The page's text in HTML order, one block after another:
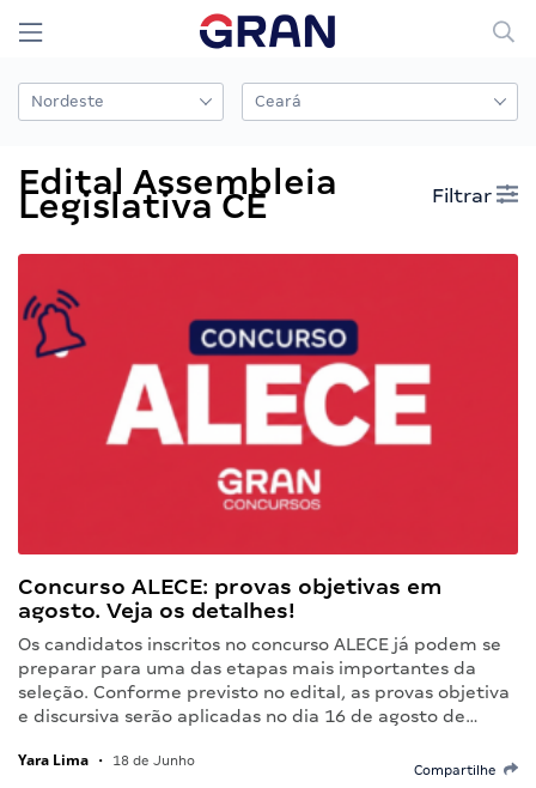
Edital Assembleia
Legislativa CE Filtrar
Concurso ALECE: provas objetivas em
agosto. Veja os detalhes!
Os candidatos inscritos no concurso ALECE já podem se
preparar para uma das etapas mais importantes da
seleção. Conforme previsto no edital, as provas objetiva
e discursiva serão aplicadas no dia 16 de agosto de…
Yara Lima • 18 de Junho
Compartilhe